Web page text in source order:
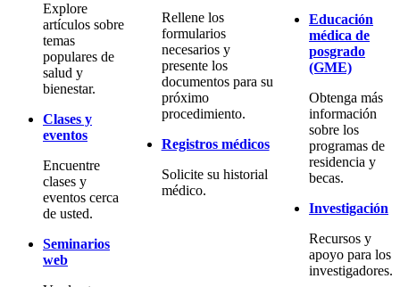
Explore
artículos sobre
temas
populares de
salud y
bienestar.
Clases y
eventos
Encuentre
clases y
eventos cerca
de usted.
Seminarios
web
Rellene los
formularios
necesarios y
presente los
documentos para su
próximo
procedimiento.
Registros médicos
Solicite su historial
médico.
Educación
médica de
posgrado
(GME)
Obtenga más
información
sobre los
programas de
residencia y
becas.
Investigación
Recursos y
apoyo para los
investigadores.